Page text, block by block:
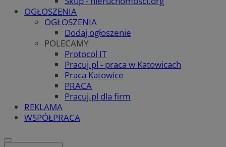
OGŁOSZENIA
OGŁOSZENIA
Dodaj ogłoszenie
POLECAMY
Protocol IT
Pracuj.pl - praca w Katowicach
Praca Katowice
PRACA
Pracuj.pl dla firm
REKLAMA
WSPÓŁPRACA